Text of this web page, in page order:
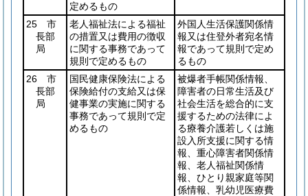
定めるもの
25 市
長部
局
老人福祉法による福祉
の措置又は費用の徴収
に関する事務であって
規則で定めるもの
外国人生活保護関係情
報又は住登外者宛名情
報であって規則で定め
るもの
26 市
長部
局
国民健康保険法による
保険給付の支給又は保
健事業の実施に関する
事務であって規則で定
めるもの
被爆者手帳関係情報、
障害者の日常生活及び
社会生活を総合的に支
援するための法律によ
る療養介護若しくは施
設入所支援に関する情
報、重心障害者関係情
報、老人福祉関係情
報、ひとり親家庭等関
係情報、乳幼児医療費